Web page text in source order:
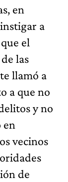
en
a
el
las
llamó a
a que no
y no
en
vecinos
de